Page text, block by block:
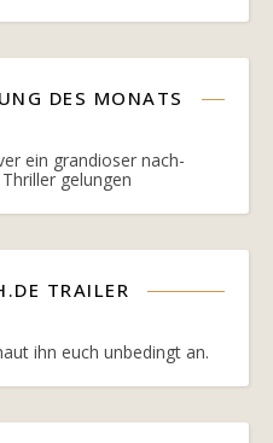
DES MONATS
ein grandioser nach-
gelungen
TRAILER
ihn euch unbedingt an.